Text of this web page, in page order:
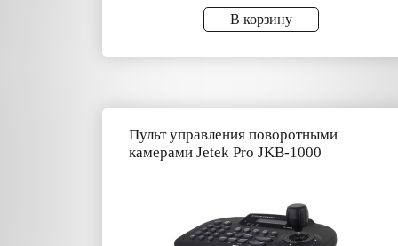
В корзину
Пульт управления поворотными
камерами Jetek Pro JKB-1000